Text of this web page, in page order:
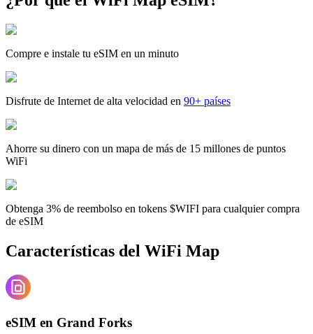
Compre e instale tu eSIM en un minuto
Disfrute de Internet de alta velocidad en 90+ países
Ahorre su dinero con un mapa de más de 15 millones de puntos
WiFi
Obtenga 3% de reembolso en tokens $WIFI para cualquier compra
de eSIM
Características del WiFi Map
eSIM en Grand Forks